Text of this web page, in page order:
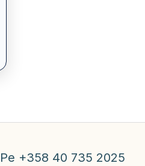
+358 40 735 2025